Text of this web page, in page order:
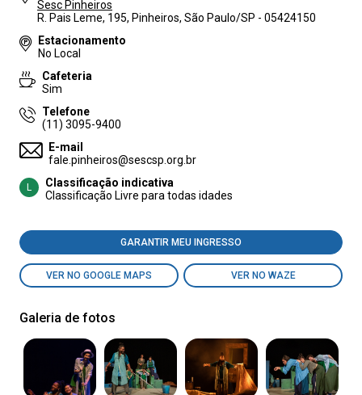
Sesc Pinheiros
R. Pais Leme, 195, Pinheiros, São Paulo/SP - 05424150
Estacionamento
No Local
Cafeteria
Sim
Telefone
(11) 3095-9400
E-mail
fale.pinheiros@sescsp.org.br
L
Classificação indicativa
Classificação Livre para todas idades
GARANTIR MEU INGRESSO
VER NO GOOGLE MAPS VER NO WAZE
Galeria de fotos